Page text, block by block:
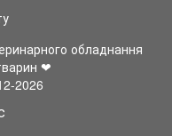
обладнання
❤
2026